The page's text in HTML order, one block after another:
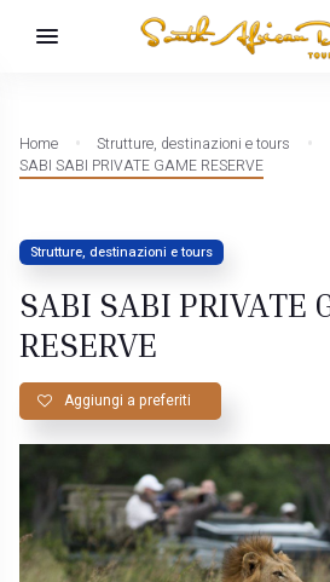
Home
Strutture, destinazioni e tours
SABI SABI PRIVATE GAME RESERVE
Strutture, destinazioni e tours
SABI SABI PRIVATE
RESERVE
Aggiungi a preferiti